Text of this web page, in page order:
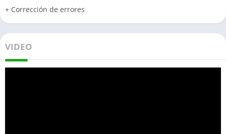
+ Corrección de errores
VIDEO